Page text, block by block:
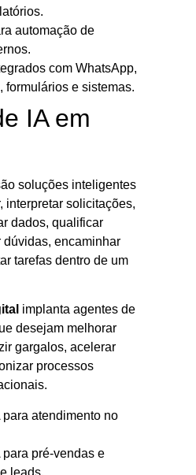
automação de
com WhatsApp,
formulários e sistemas.
IA em
soluções inteligentes
interpretar solicitações,
dados, qualificar
dúvidas, encaminhar
tarefas dentro de um
implanta agentes de
desejam melhorar
gargalos, acelerar
processos
atendimento no
pré-vendas e
leads.